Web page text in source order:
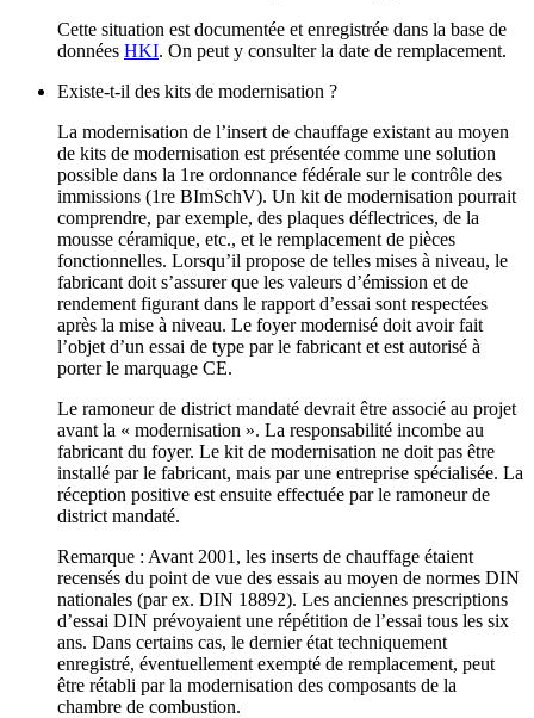
Cette situation est documentée et enregistrée dans la base de
données HKI. On peut y consulter la date de remplacement.
Existe‑t‑il des kits de modernisation ?
La modernisation de l’insert de chauffage existant au moyen
de kits de modernisation est présentée comme une solution
possible dans la 1re ordonnance fédérale sur le contrôle des
immissions (1re BImSchV). Un kit de modernisation pourrait
comprendre, par exemple, des plaques déflectrices, de la
mousse céramique, etc., et le remplacement de pièces
fonctionnelles. Lorsqu’il propose de telles mises à niveau, le
fabricant doit s’assurer que les valeurs d’émission et de
rendement figurant dans le rapport d’essai sont respectées
après la mise à niveau. Le foyer modernisé doit avoir fait
l’objet d’un essai de type par le fabricant et est autorisé à
porter le marquage CE.
Le ramoneur de district mandaté devrait être associé au projet
avant la « modernisation ». La responsabilité incombe au
fabricant du foyer. Le kit de modernisation ne doit pas être
installé par le fabricant, mais par une entreprise spécialisée. La
réception positive est ensuite effectuée par le ramoneur de
district mandaté.
Remarque : Avant 2001, les inserts de chauffage étaient
recensés du point de vue des essais au moyen de normes DIN
nationales (par ex. DIN 18892). Les anciennes prescriptions
d’essai DIN prévoyaient une répétition de l’essai tous les six
ans. Dans certains cas, le dernier état techniquement
enregistré, éventuellement exempté de remplacement, peut
être rétabli par la modernisation des composants de la
chambre de combustion.